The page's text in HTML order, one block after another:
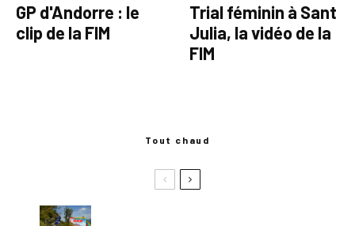
GP d'Andorre : le
clip de la FIM
Trial féminin à Sant
Julia, la vidéo de la
FIM
Tout chaud